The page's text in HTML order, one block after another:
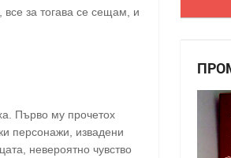
все за тогава се сещам, и
Първо му прочетох
персонажи, извадени
невероятно чувство